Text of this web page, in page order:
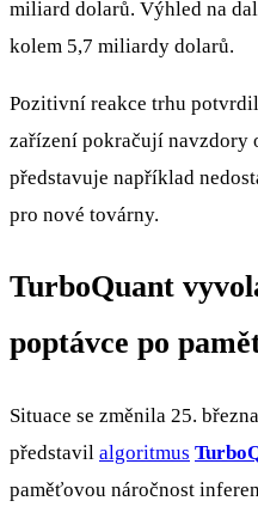
miliard dolarů. Výhled na
kolem 5,7 miliardy dolarů.
Pozitivní reakce trhu
zařízení pokračují navzdory
představuje například
pro nové továrny.
TurboQuant
poptávce po
Situace se změnila 25.
představil algoritmus
paměťovou náročnost